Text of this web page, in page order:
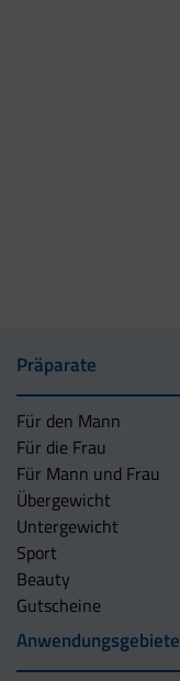
Präparate
Für den Mann
Für die Frau
Für Mann und Frau
Übergewicht
Untergewicht
Sport
Beauty
Gutscheine
Anwendungsgebiete